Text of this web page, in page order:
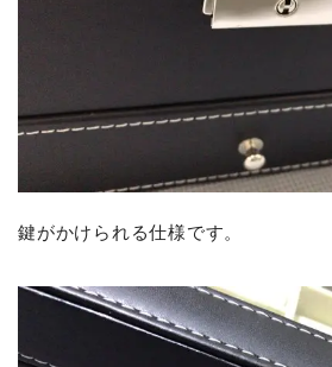
鍵がかけられる仕様です。